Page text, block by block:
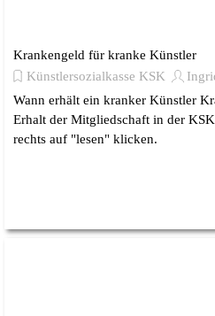
Krankengeld für kranke Künstler
Künstlersozialkasse KSK
Wann erhält ein kranker Künstler
Erhalt der Mitgliedschaft in der
rechts auf "lesen" klicken.